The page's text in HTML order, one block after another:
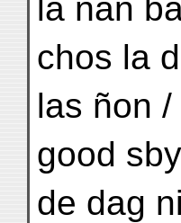
la ñan
chos la
las ñon /
good
de dag